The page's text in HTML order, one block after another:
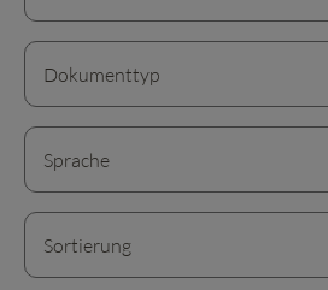
Dokumenttyp
Sprache
Sortierung